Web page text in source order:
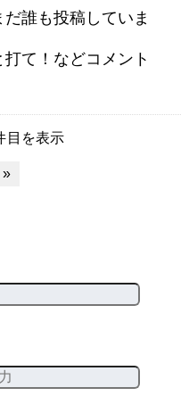
誰も投稿していま
て！などコメント
目を表示
»